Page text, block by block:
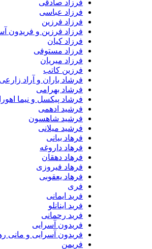
فرزاد صادقی
فرزاد عباسی
فرزاد فرزین
فرزاد فرزین و فریدون آسرایی
فرزاد کیان
فرزاد مستوفی
فرزاد میریان
فرزین کاتب
فرشاد باران و آراد زارعی
فرشاد بهرامی
فرشاد پیکسل و نیما اهورا
فرشید ادهمی
فرشید شاهسون
فرشید میلانی
فرهاد بیانی
فرهاد داروغه
فرهاد دهقان
فرهاد فیروزی
فرهاد یعقوبی
فرید ایمانی
فرید اینانلو
فرید رحمانی
فریدون آسرایی
فریدون آسرایی و مانی رهنما